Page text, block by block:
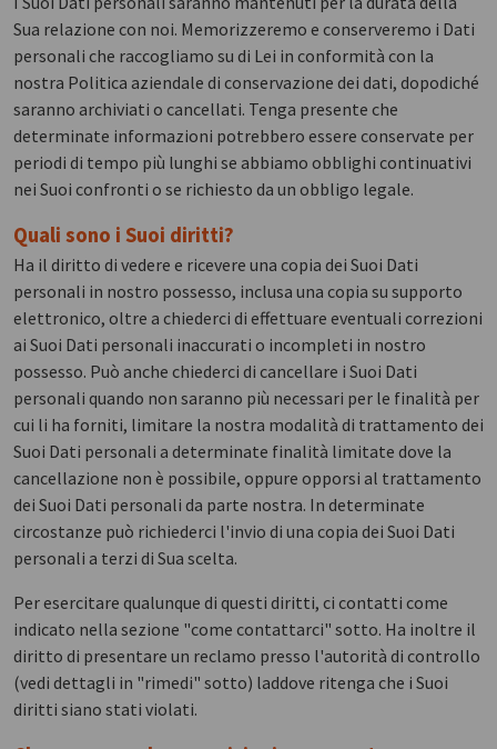
Sua relazione con noi. Memorizzeremo e conserveremo i Dati
personali che raccogliamo su di Lei in conformità con la
nostra Politica aziendale di conservazione dei dati, dopodiché
saranno archiviati o cancellati. Tenga presente che
determinate informazioni potrebbero essere conservate per
periodi di tempo più lunghi se abbiamo obblighi continuativi
nei Suoi confronti o se richiesto da un obbligo legale.
Quali sono i Suoi diritti?
Ha il diritto di vedere e ricevere una copia dei Suoi Dati
personali in nostro possesso, inclusa una copia su supporto
elettronico, oltre a chiederci di effettuare eventuali correzioni
ai Suoi Dati personali inaccurati o incompleti in nostro
possesso. Può anche chiederci di cancellare i Suoi Dati
personali quando non saranno più necessari per le finalità per
cui li ha forniti, limitare la nostra modalità di trattamento dei
Suoi Dati personali a determinate finalità limitate dove la
cancellazione non è possibile, oppure opporsi al trattamento
dei Suoi Dati personali da parte nostra. In determinate
circostanze può richiederci l'invio di una copia dei Suoi Dati
personali a terzi di Sua scelta.
Per esercitare qualunque di questi diritti, ci contatti come
indicato nella sezione "come contattarci" sotto. Ha inoltre il
diritto di presentare un reclamo presso l'autorità di controllo
(vedi dettagli in "rimedi" sotto) laddove ritenga che i Suoi
diritti siano stati violati.